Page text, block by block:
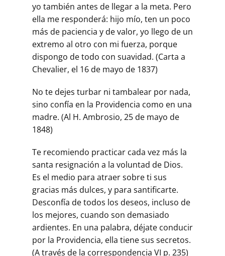
yo también antes de llegar a la meta. Pero
ella me responderá: hijo mío, ten un poco
más de paciencia y de valor, yo llego de un
extremo al otro con mi fuerza, porque
dispongo de todo con suavidad. (Carta a
Chevalier, el 16 de mayo de 1837)
No te dejes turbar ni tambalear por nada,
sino confía en la Providencia como en una
madre. (Al H. Ambrosio, 25 de mayo de
1848)
Te recomiendo practicar cada vez más la
santa resignación a la voluntad de Dios.
Es el medio para atraer sobre ti sus
gracias más dulces, y para santificarte.
Desconfía de todos los deseos, incluso de
los mejores, cuando son demasiado
ardientes. En una palabra, déjate conducir
por la Providencia, ella tiene sus secretos.
(A través de la correspondencia VI p. 235)